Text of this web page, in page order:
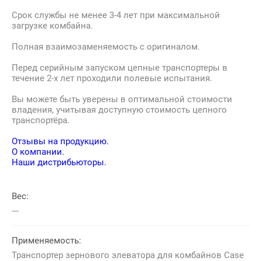
Срок службы не менее 3-4 лет при максимальной
загрузке комбайна.
Полная взаимозаменяемость с оригиналом.
Перед серийным запуском цепные транспортеры в
течение 2-х лет проходили полевые испытания.
Вы можете быть уверены в оптимальной стоимости
владения, учитывая доступную стоимость цепного
транспортёра.
Отзывы на продукцию.
О компании.
Наши дистрибьюторы.
Вес:
---
Применяемость:
Транспортер зернового элеватора для комбайнов Case